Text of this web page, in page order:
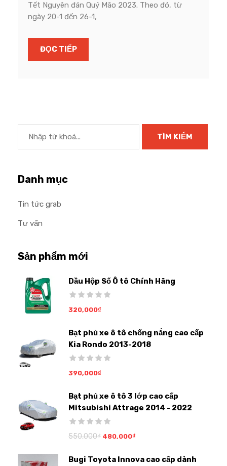
Tết Nguyên đán Quý Mão 2023. Theo đó, từ
ngày 20-1 đến 26-1,
ĐỌC TIẾP
Danh mục
Tin tức grab
Tư vấn
Sản phẩm mới
Dầu Hộp Số Ô tô Chính Hãng
320,000₫
Bạt phủ xe ô tô chống nắng cao cấp
Kia Rondo 2013-2018
390,000₫
Bạt phủ xe ô tô 3 lớp cao cấp
Mitsubishi Attrage 2014 - 2022
550,000₫ 480,000₫
Bugi Toyota Innova cao cấp dành